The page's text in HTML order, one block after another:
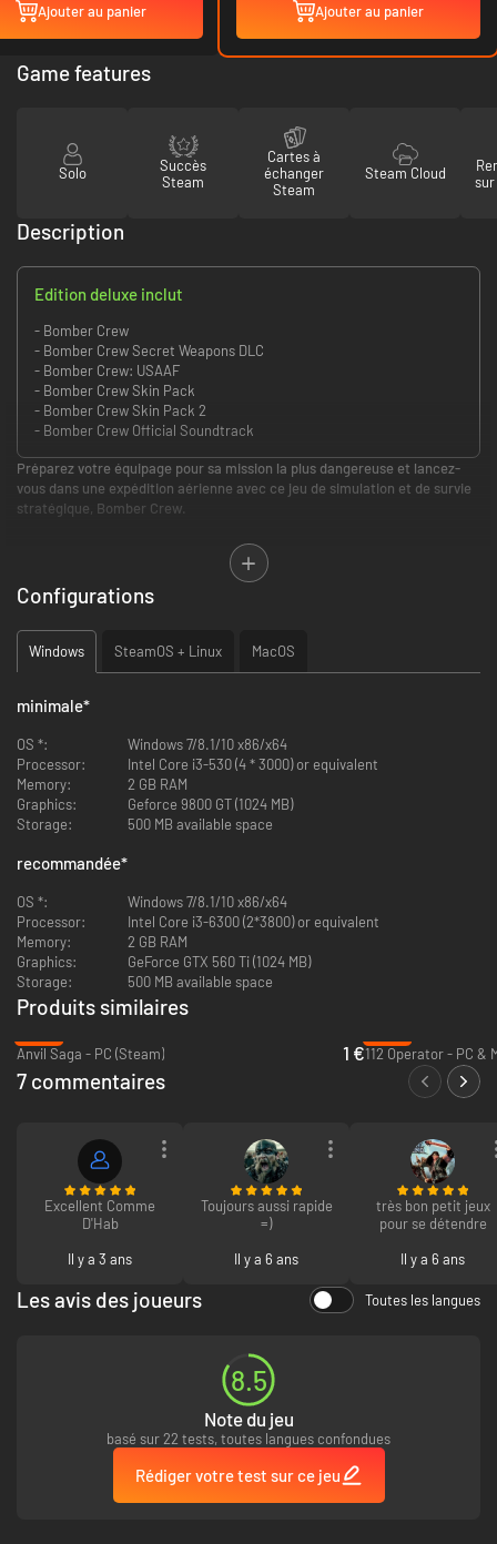
Ajouter au panier Ajouter au panier
Game features
Solo
Succès
Steam
Cartes à
échanger
Steam
Steam Cloud
Description
Edition deluxe inclut
- Bomber Crew
- Bomber Crew Secret Weapons DLC
- Bomber Crew: USAAF
- Bomber Crew Skin Pack
- Bomber Crew Skin Pack 2
- Bomber Crew Official Soundtrack
Préparez votre équipage pour sa mission la plus dangereuse et lancez-
vous dans une expédition aérienne avec ce jeu de simulation et de survie
stratégique, Bomber Crew.
Choisissez les membres de votre équipage!
Formez et personnalisez votre propre équipage Bomber Crew. Les noms,
compétences et histoires en génération procédurale assurent une
expérience unique pour tous, mais soyez prudent, la mort est
permanente.
Un simulateur de vol immersif!
Gérez tout avec prudence, carburant, munitions, hydraulique et plus
encore dans votre propre bombardier fidèle aux lois de la physique.
Faites-le vôtre grâce à une grande variété de dessins pour nez d’avion et
de peintures de carrosserie, ou concevez la vôtre avec l’outil en jeu,
De la stratégie rythmée!
Configurations
Windows SteamOS + Linux MacOS
minimale*
OS *:
Windows 7/8.1/10 x86/x64
Processor:
Intel Core i3-530 (4 * 3000) or equivalent
Memory:
2 GB RAM
Graphics:
Geforce 9800 GT (1024 MB)
Storage:
500 MB available space
recommandée*
OS *:
Windows 7/8.1/10 x86/x64
Processor:
Intel Core i3-6300 (2*3800) or equivalent
Memory:
2 GB RAM
Graphics:
GeForce GTX 560 Ti (1024 MB)
Storage:
500 MB available space
Produits similaires
Anvil Saga - PC (Steam)
1 €112 Operator - PC &
7 commentaires
Excellent Comme
D'Hab
Il y a 3 ans
Toujours aussi rapide
=)
Il y a 6 ans
très bon petit jeux
pour se détendre
Il y a 6 ans
Les avis des joueurs Toutes les langues
8.5
Note du jeu
basé sur 22 tests, toutes langues confondues
Rédiger votre test sur ce jeu